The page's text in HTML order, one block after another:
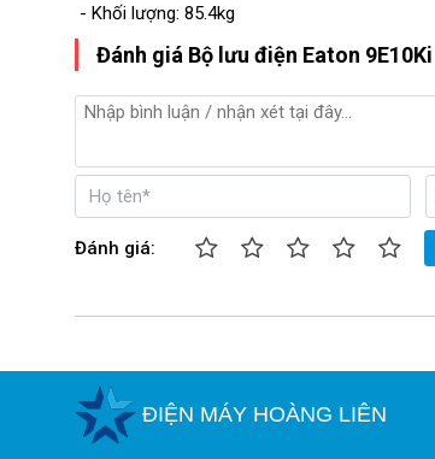
- Khối lượng: 85.4kg
Đánh giá Bộ lưu điện Eaton 9E10Ki
Đánh giá:
ĐIỆN MÁY HOÀNG LIÊN